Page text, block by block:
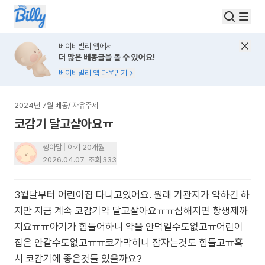
베이비빌리 앱에서
더 많은 베동글을 볼 수 있어요!
베이비빌리 앱 다운받기
2024년 7월 베동/ 자유주제
코감기 달고살아요ㅠ
짱아맘
아기 20개월
2026.04.07 조회 333
3월달부터 어린이집 다니고있어요. 원래 기관지가 약하긴 하
지만 지금 계속 코감기약 달고살아요ㅠㅠ심해지면 항생제까
지요ㅠㅠ아기가 힘들어하니 약을 안먹일수도없고ㅠ어린이
집은 안갈수도없고ㅠㅠ코가막히니 잠자는것도 힘들고ㅠ혹
시 코감기에 좋은것들 있을까요?